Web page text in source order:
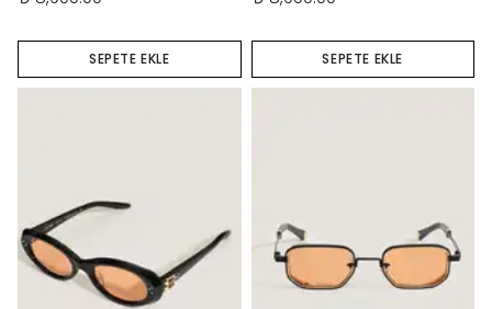
SEPETE EKLE SEPETE EKLE